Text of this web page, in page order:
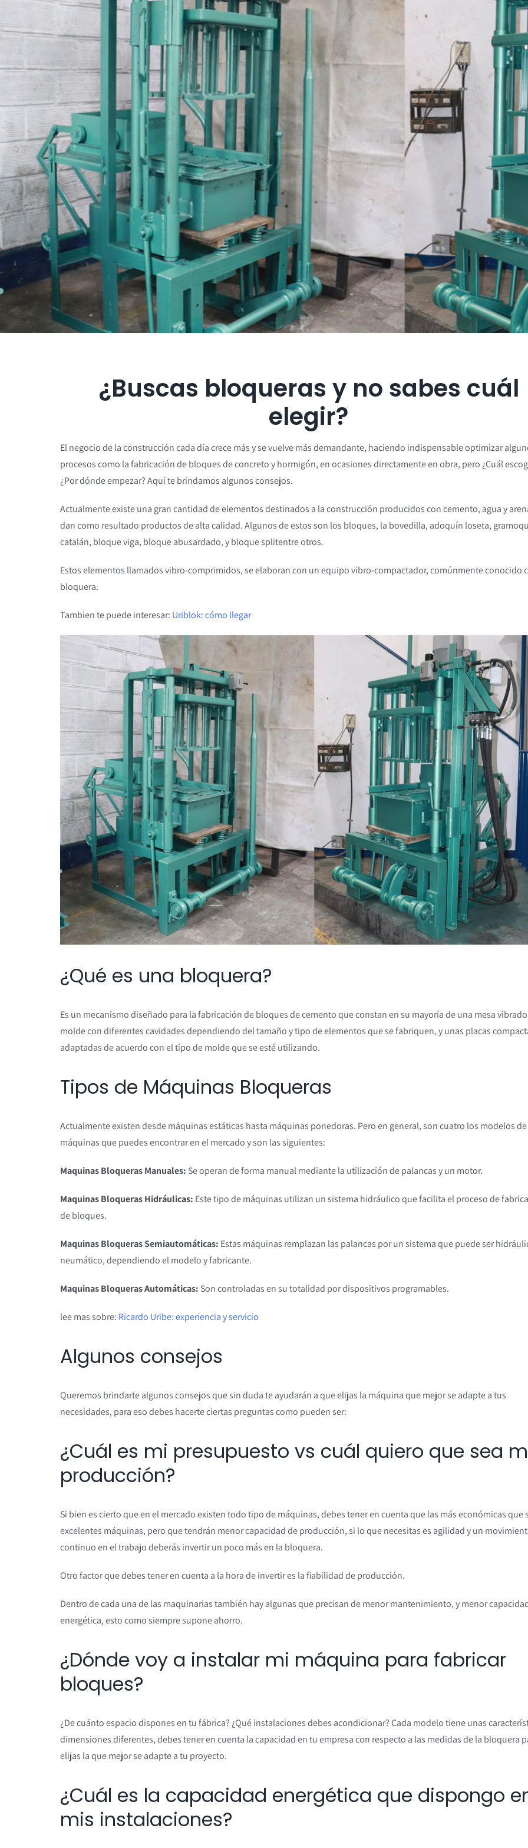
¿Buscas bloqueras y no sabes cuál
elegir?
El negocio de la construcción cada día crece más y se vuelve más demandante, haciendo indispensable optimizar
procesos como la fabricación de bloques de concreto y hormigón, en ocasiones directamente en obra, pero ¿Cuál
¿Por dónde empezar? Aquí te brindamos algunos consejos.
Actualmente existe una gran cantidad de elementos destinados a la construcción producidos con cemento, agua y
dan como resultado productos de alta calidad. Algunos de estos son los bloques, la bovedilla, adoquín loseta,
catalán, bloque viga, bloque abusardado, y bloque splitentre otros.
Estos elementos llamados vibro-comprimidos, se elaboran con un equipo vibro-compactador, comúnmente conocido
bloquera.
Tambien te puede interesar: Uriblok: cómo llegar
¿Qué es una bloquera?
Es un mecanismo diseñado para la fabricación de bloques de cemento que constan en su mayoría de una mesa
molde con diferentes cavidades dependiendo del tamaño y tipo de elementos que se fabriquen, y unas placas
adaptadas de acuerdo con el tipo de molde que se esté utilizando.
Tipos de Máquinas Bloqueras
Actualmente existen desde máquinas estáticas hasta máquinas ponedoras. Pero en general, son cuatro los modelos de
máquinas que puedes encontrar en el mercado y son las siguientes:
Maquinas Bloqueras Manuales: Se operan de forma manual mediante la utilización de palancas y un motor.
Maquinas Bloqueras Hidráulicas: Este tipo de máquinas utilizan un sistema hidráulico que facilita el proceso de
de bloques.
Maquinas Bloqueras Semiautomáticas: Estas máquinas remplazan las palancas por un sistema que puede ser
neumático, dependiendo el modelo y fabricante.
Maquinas Bloqueras Automáticas: Son controladas en su totalidad por dispositivos programables.
lee mas sobre: Ricardo Uribe: experiencia y servicio
Algunos consejos
Queremos brindarte algunos consejos que sin duda te ayudarán a que elijas la máquina que mejor se adapte a tus
necesidades, para eso debes hacerte ciertas preguntas como pueden ser:
¿Cuál es mi presupuesto vs cuál quiero que sea
producción?
Si bien es cierto que en el mercado existen todo tipo de máquinas, debes tener en cuenta que las más económicas que
excelentes máquinas, pero que tendrán menor capacidad de producción, si lo que necesitas es agilidad y un
continuo en el trabajo deberás invertir un poco más en la bloquera.
Otro factor que debes tener en cuenta a la hora de invertir es la fiabilidad de producción.
Dentro de cada una de las maquinarias también hay algunas que precisan de menor mantenimiento, y menor
energética, esto como siempre supone ahorro.
¿Dónde voy a instalar mi máquina para fabricar
bloques?
¿De cuánto espacio dispones en tu fábrica? ¿Qué instalaciones debes acondicionar? Cada modelo tiene unas
dimensiones diferentes, debes tener en cuenta la capacidad en tu empresa con respecto a las medidas de la bloquera
elijas la que mejor se adapte a tu proyecto.
¿Cuál es la capacidad energética que dispongo
mis instalaciones?